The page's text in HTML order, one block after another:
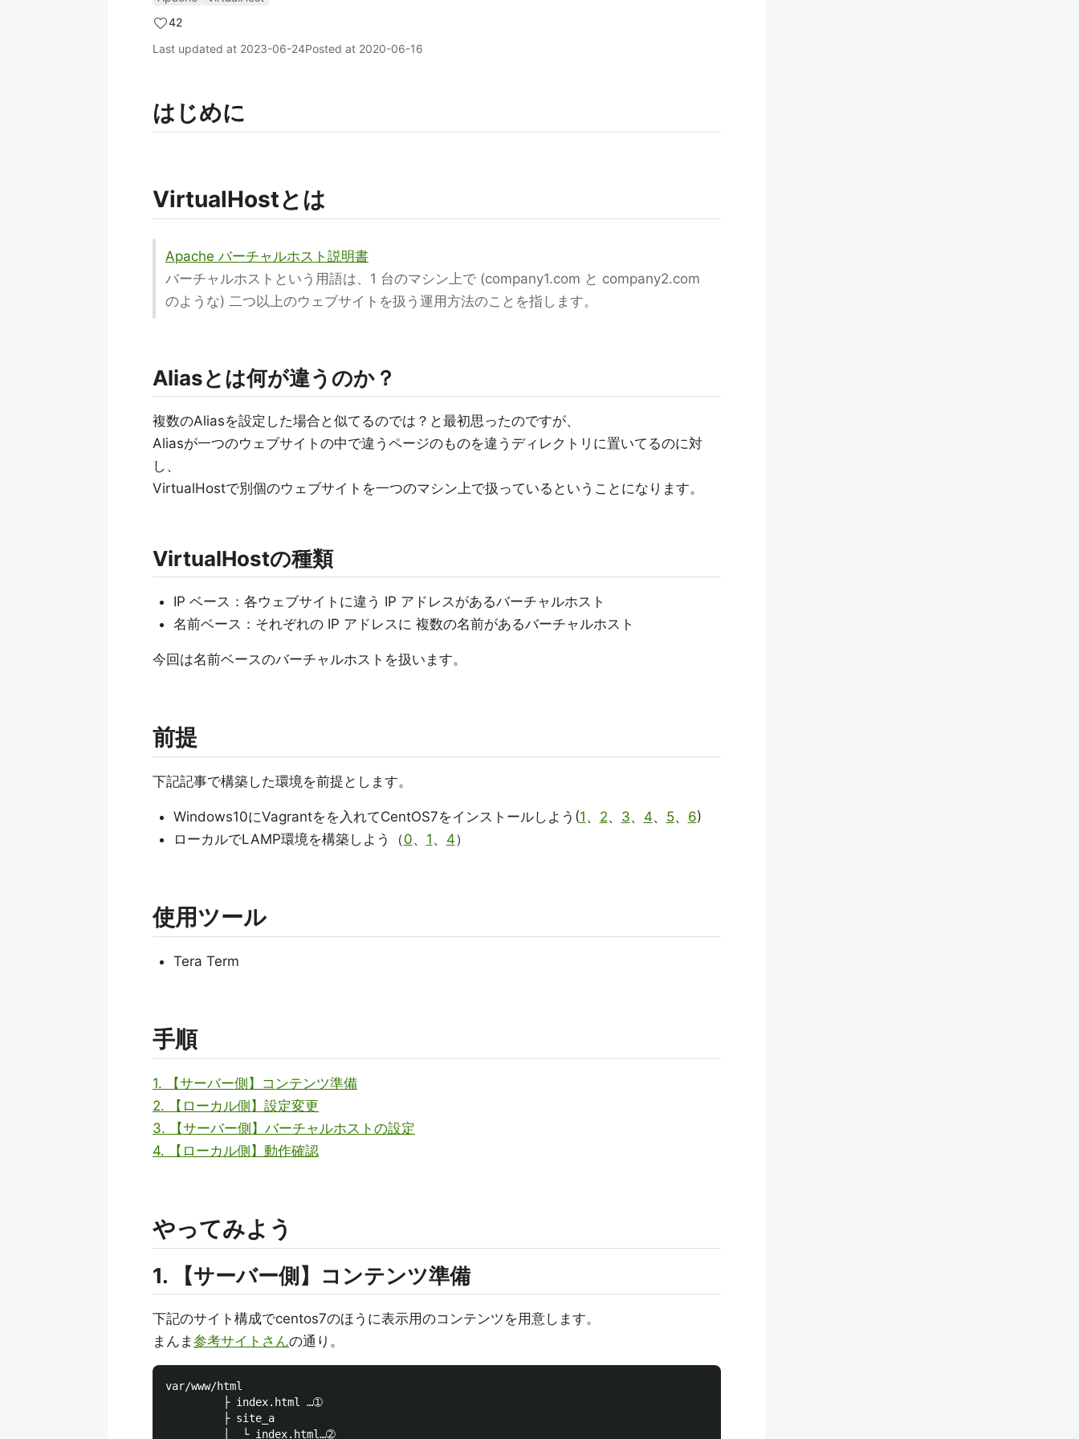
42
Last updated at 2023-06-24Posted at 2020-06-16
はじめに
VirtualHostとは
Apache バーチャルホスト説明書
バーチャルホストという用語は、1 台のマシン上で (company1.com と company2.com
のような) 二つ以上のウェブサイトを扱う運用方法のことを指します。
Aliasとは何が違うのか？
複数のAliasを設定した場合と似てるのでは？と最初思ったのですが、
Aliasが一つのウェブサイトの中で違うページのものを違うディレクトリに置いてるのに対
し、
VirtualHostで別個のウェブサイトを一つのマシン上で扱っているということになります。
VirtualHostの種類
IP ベース：各ウェブサイトに違う IP アドレスがあるバーチャルホスト
名前ベース：それぞれの IP アドレスに 複数の名前があるバーチャルホスト
今回は名前ベースのバーチャルホストを扱います。
前提
下記記事で構築した環境を前提とします。
Windows10にVagrantをを入れてCentOS7をインストールしよう(1 、 2、 3、 4、 5、 6)
ローカルでLAMP環境を構築しよう（0、 1 、 4）
使用ツール
Tera Term
手順
1. 【サーバー側】コンテンツ準備
2. 【ローカル側】設定変更
3. 【サーバー側】バーチャルホストの設定
4. 【ローカル側】動作確認
やってみよう
1. 【サーバー側】コンテンツ準備
下記のサイト構成でcentos7のほうに表示用のコンテンツを用意します。
まんま 参考サイトさんの通り。
var/www/html
         ├ index.html …➀
         ├ site_a
         │  └ index.html…➁